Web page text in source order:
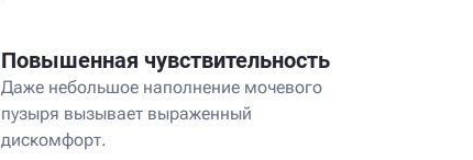
Повышенная чувствительность
Даже небольшое наполнение мочевого
пузыря вызывает выраженный
дискомфорт.